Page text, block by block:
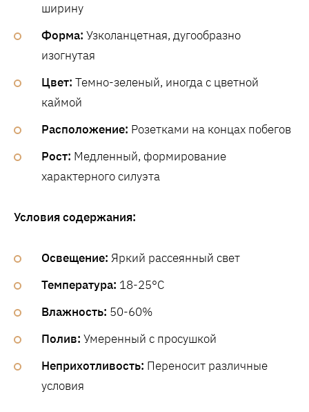
ширину
Форма: Узколанцетная, дугообразно
изогнутая
Цвет: Темно-зеленый, иногда с цветной
каймой
Расположение: Розетками на концах побегов
Рост: Медленный, формирование
характерного силуэта
Условия содержания:
Освещение: Яркий рассеянный свет
Температура: 18-25°C
Влажность: 50-60%
Полив: Умеренный с просушкой
Неприхотливость: Переносит различные
условия